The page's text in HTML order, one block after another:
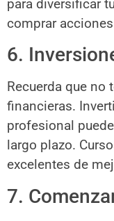
para diversificar
comprar
6.
Recuerda que no
financieras.
profesional
largo plazo.
excelentes de
7.